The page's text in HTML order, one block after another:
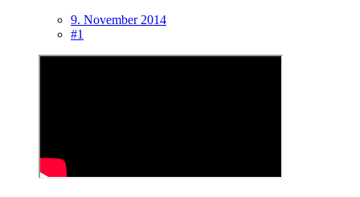
9. November 2014
#1